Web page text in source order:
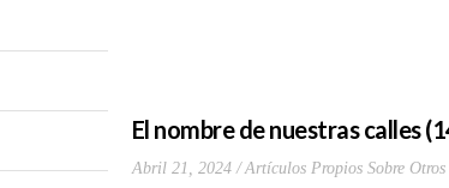
El nombre de nuestras calles
Abril 21, 2024 Artículos Propios Sobre Otros